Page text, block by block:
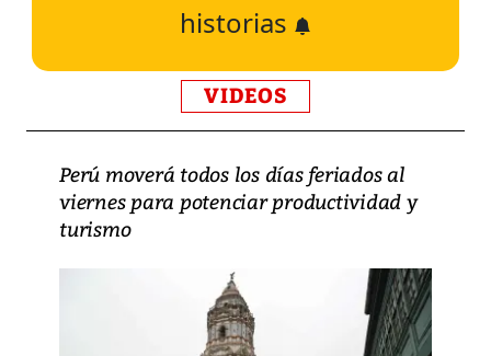
historias
VIDEOS
Perú moverá todos los días feriados al
viernes para potenciar productividad y
turismo